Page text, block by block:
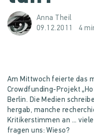
Anna Theil
09.12.2011
4
Am Mittwoch feierte das
Crowdfunding-Projekt
Berlin. Die Medien
hergab, manche
Kritikerstimmen an ...
fragen uns: Wieso?